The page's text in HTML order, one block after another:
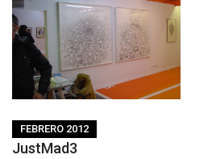
FEBRERO 2012
JustMad3